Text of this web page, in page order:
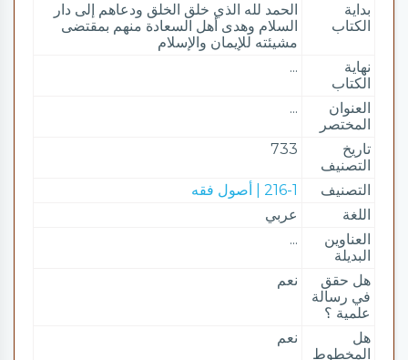
بداية
الكتاب
الحمد لله الذي خلق الخلق ودعاهم إلى دار
السلام وهدى أهل السعادة منهم بمقتضى
مشيئته للإيمان والإسلام
نهاية
الكتاب
...
العنوان
المختصر
...
تاريخ
التصنيف
733
التصنيف
216-1 | أصول فقه
اللغة
عربي
العناوين
البديلة
...
هل حقق
في رسالة
علمية ؟
نعم
هل
المخطوط
نعم